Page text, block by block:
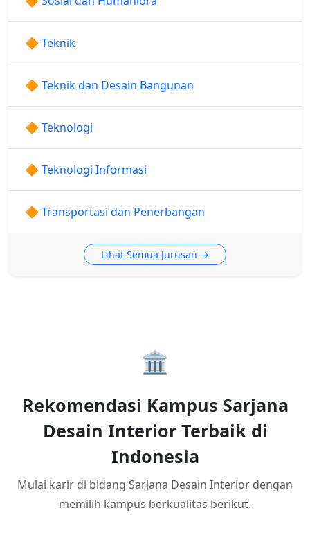
🔶 Teknik
🔶 Teknik dan Desain Bangunan
🔶 Teknologi
🔶 Teknologi Informasi
🔶 Transportasi dan Penerbangan
Lihat Semua Jurusan →
🏛️
Rekomendasi Kampus Sarjana
Desain Interior Terbaik di
Indonesia
Mulai karir di bidang Sarjana Desain Interior dengan
memilih kampus berkualitas berikut.